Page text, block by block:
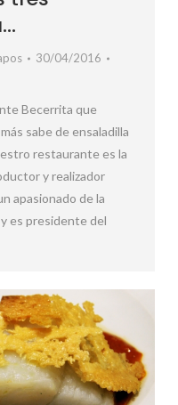
30/04/2016
Becerrita que
sabe de ‪‎ensaladilla‬
restaurante es la
y realizador
apasionado de la
es presidente del